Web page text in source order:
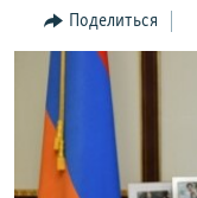
КУЛЬТУРА
СПОРТ
АРХИВ
Հայերեն
Поделиться